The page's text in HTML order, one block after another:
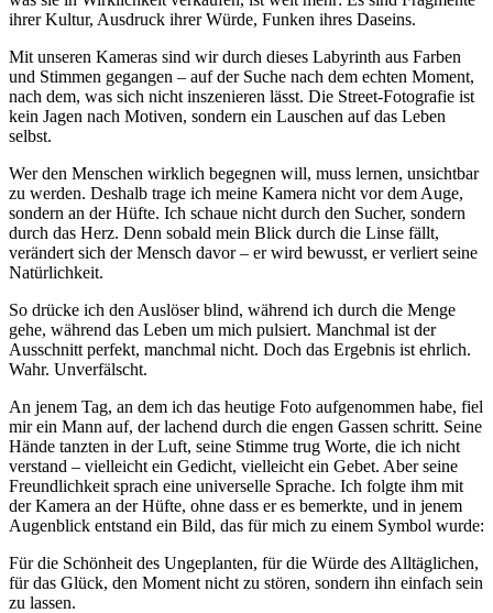
ihrer Kultur, Ausdruck ihrer Würde, Funken ihres Daseins.
Mit unseren Kameras sind wir durch dieses Labyrinth aus Farben
und Stimmen gegangen – auf der Suche nach dem echten Moment,
nach dem, was sich nicht inszenieren lässt. Die Street-Fotografie ist
kein Jagen nach Motiven, sondern ein Lauschen auf das Leben
selbst.
Wer den Menschen wirklich begegnen will, muss lernen, unsichtbar
zu werden. Deshalb trage ich meine Kamera nicht vor dem Auge,
sondern an der Hüfte. Ich schaue nicht durch den Sucher, sondern
durch das Herz. Denn sobald mein Blick durch die Linse fällt,
verändert sich der Mensch davor – er wird bewusst, er verliert seine
Natürlichkeit.
So drücke ich den Auslöser blind, während ich durch die Menge
gehe, während das Leben um mich pulsiert. Manchmal ist der
Ausschnitt perfekt, manchmal nicht. Doch das Ergebnis ist ehrlich.
Wahr. Unverfälscht.
An jenem Tag, an dem ich das heutige Foto aufgenommen habe, fiel
mir ein Mann auf, der lachend durch die engen Gassen schritt. Seine
Hände tanzten in der Luft, seine Stimme trug Worte, die ich nicht
verstand – vielleicht ein Gedicht, vielleicht ein Gebet. Aber seine
Freundlichkeit sprach eine universelle Sprache. Ich folgte ihm mit
der Kamera an der Hüfte, ohne dass er es bemerkte, und in jenem
Augenblick entstand ein Bild, das für mich zu einem Symbol wurde:
Für die Schönheit des Ungeplanten, für die Würde des Alltäglichen,
für das Glück, den Moment nicht zu stören, sondern ihn einfach sein
zu lassen.